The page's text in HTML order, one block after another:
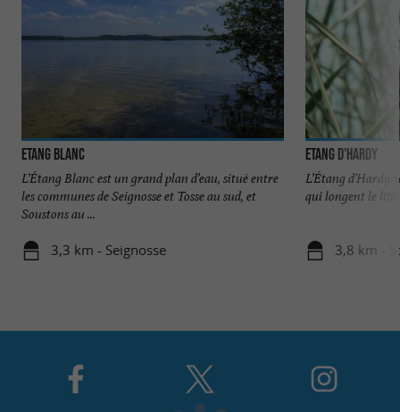
Etang Blanc
L’Étang Blanc est un grand plan d’eau, situé entre
les communes de Seignosse et Tosse au sud, et
Soustons au ...
3,3 km - Seignosse
Etang d’Hardy
L’Étang d’Hardy
qui longent le
3,8 km -